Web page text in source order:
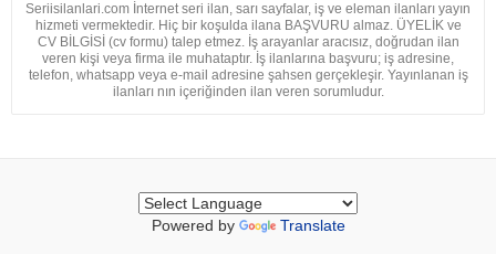
Seriisilanlari.com İnternet seri ilan, sarı sayfalar, iş ve eleman ilanları yayın
hizmeti vermektedir. Hiç bir koşulda ilana BAŞVURU almaz. ÜYELİK ve
CV BİLGİSİ (cv formu) talep etmez. İş arayanlar aracısız, doğrudan ilan
veren kişi veya firma ile muhataptır. İş ilanlarına başvuru; iş adresine,
telefon, whatsapp veya e-mail adresine şahsen gerçekleşir. Yayınlanan iş
ilanları nın içeriğinden ilan veren sorumludur.
Powered by Translate